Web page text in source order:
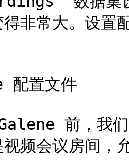
得非常大。设
置文件
前，我
频会议房间，